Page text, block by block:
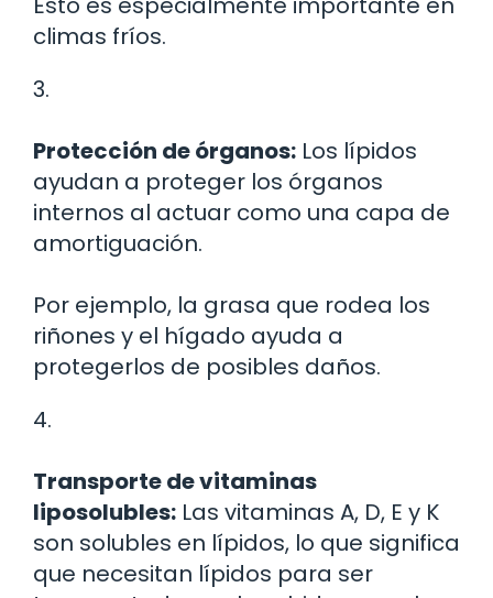
climas fríos.
3.
Protección de órganos: Los lípidos
ayudan a proteger los órganos
internos al actuar como una capa de
amortiguación.
Por ejemplo, la grasa que rodea los
riñones y el hígado ayuda a
protegerlos de posibles daños.
4.
Transporte de vitaminas
liposolubles: Las vitaminas A, D, E y K
son solubles en lípidos, lo que significa
que necesitan lípidos para ser